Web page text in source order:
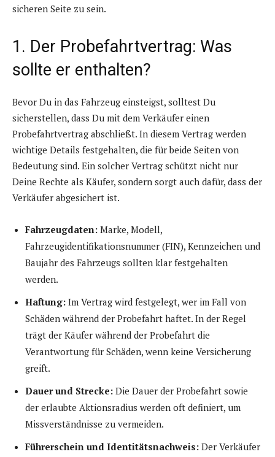
sicheren Seite zu sein.
1. Der Probefahrtvertrag: Was
sollte er enthalten?
Bevor Du in das Fahrzeug einsteigst, solltest Du
sicherstellen, dass Du mit dem Verkäufer einen
Probefahrtvertrag abschließt. In diesem Vertrag werden
wichtige Details festgehalten, die für beide Seiten von
Bedeutung sind. Ein solcher Vertrag schützt nicht nur
Deine Rechte als Käufer, sondern sorgt auch dafür, dass der
Verkäufer abgesichert ist.
Fahrzeugdaten: Marke, Modell,
Fahrzeugidentifikationsnummer (FIN), Kennzeichen und
Baujahr des Fahrzeugs sollten klar festgehalten
werden.
Haftung: Im Vertrag wird festgelegt, wer im Fall von
Schäden während der Probefahrt haftet. In der Regel
trägt der Käufer während der Probefahrt die
Verantwortung für Schäden, wenn keine Versicherung
greift.
Dauer und Strecke: Die Dauer der Probefahrt sowie
der erlaubte Aktionsradius werden oft definiert, um
Missverständnisse zu vermeiden.
Führerschein und Identitätsnachweis: Der Verkäufer